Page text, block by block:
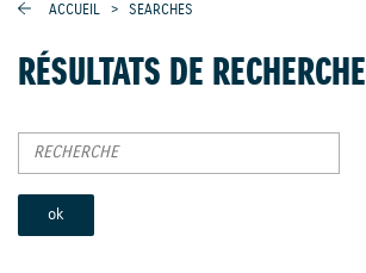
ACCUEIL > SEARCHES
RÉSULTATS DE RECHERCHE